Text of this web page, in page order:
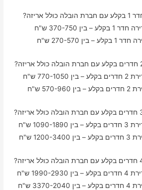
370-750 ש"ח
270-570 ש"ח
ש"ח
ש"ח
ש"ח
ש"ח
ש"ח
ש"ח